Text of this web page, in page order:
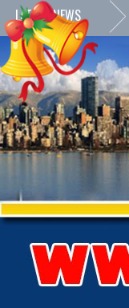
LATEST NEWS